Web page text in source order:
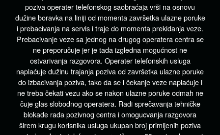
poziva operater telefonskog saobraćaja vrši na osnovu
dužine boravka na liniji od momenta završetka ulazne poruke
i prebacivanja na servis i traje do momenta prekidanja veze.
Prebacivanje veze sa jednog na drugog operatera centra se
ne preporučuje jer je tada izgledna mogućnost ne
ostvarivanja razgovora. Operater telefonskih usluga
naplaćuje dužinu trajanja poziva od završetka ulazne poruke
do izbacivanja poziva, tako da se i čekanje veze naplaćuje i
ne treba čekati vezu ako se nakon ulazne poruke odmah ne
čuje glas slobodnog operatera. Radi sprečavanja tehničke
blokade rada pozivnog centra i omogucvanja razgovora
širem krugu korisnika usluga ukupan broj primljenih poziva